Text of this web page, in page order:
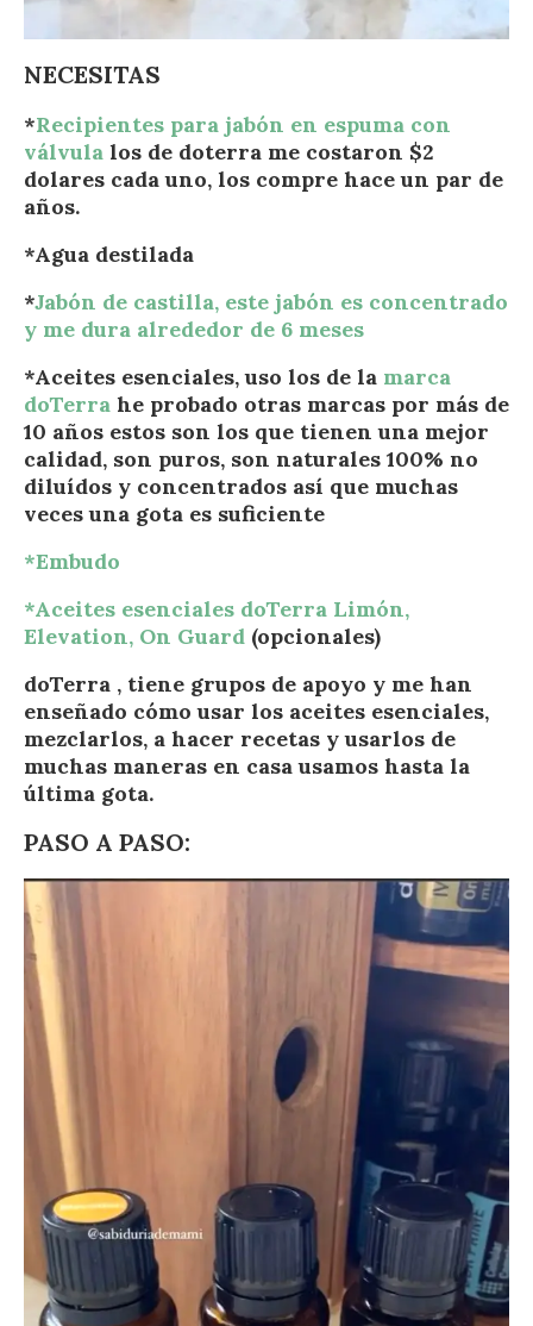
NECESITAS
*Recipientes para jabón en espuma con
válvula los de doterra me costaron $2
dolares cada uno, los compre hace un par de
años.
*Agua destilada
*Jabón de castilla, este jabón es concentrado
y me dura alrededor de 6 meses
*Aceites esenciales, uso los de la marca
doTerra he probado otras marcas por más de
10 años estos son los que tienen una mejor
calidad, son puros, son naturales 100% no
diluídos y concentrados así que muchas
veces una gota es suficiente
*Embudo
*Aceites esenciales doTerra Limón,
Elevation, On Guard (opcionales)
doTerra , tiene grupos de apoyo y me han
enseñado cómo usar los aceites esenciales,
mezclarlos, a hacer recetas y usarlos de
muchas maneras en casa usamos hasta la
última gota.
PASO A PASO: